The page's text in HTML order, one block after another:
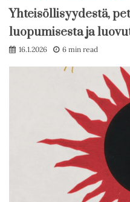
Yhteisöllisyydestä,
luopumisesta ja
16.1.2026 6 min read